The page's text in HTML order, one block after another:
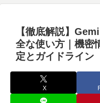
【徹底解説】
全な使い方｜機密
定とガイドライン
X